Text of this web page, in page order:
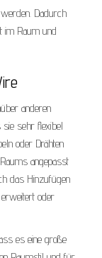
Dadurch
im Raum und
anderen
sehr flexibel
oder Drähten
angepasst
das Hinzufügen
oder
es eine große